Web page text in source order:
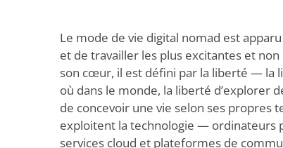
Le mode de vie digital nomad est
et de travailler les plus excitantes et
son cœur, il est défini par la liberté — la
où dans le monde, la liberté d’explorer
de concevoir une vie selon ses propres
exploitent la technologie — ordinateurs
services cloud et plateformes de